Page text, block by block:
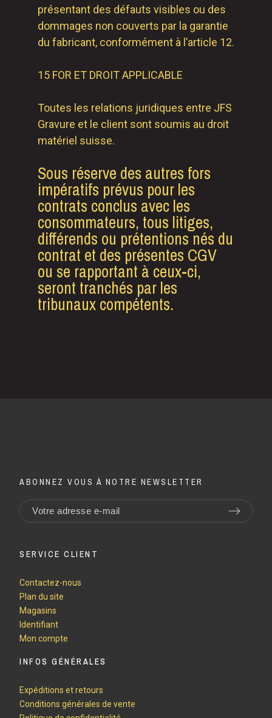
présentant des défauts visibles ou des
dommages non couverts par la garantie
du fabricant, conformément à l’article 12.
15 FOR ET DROIT APPLICABLE
Toutes les relations juridiques entre JFS
Gravure et le client sont soumis au droit
matériel suisse.
Sous réserve des autres fors
impératifs prévus pour les
contrats conclus avec les
consommateurs, tous litiges,
différends ou prétentions nés du
contrat et des présentes CGV
ou se rapportant à ceux-ci,
seront tranchés par les
tribunaux compétents.
ABONNEZ VOUS À NOTRE NEWSLETTER
SERVICE CLIENT
Contactez-nous
Plan du site
Magasins
Identifiant
Mon compte
INFOS GÉNÉRALES
Expéditions et retours
Conditions générales de vente